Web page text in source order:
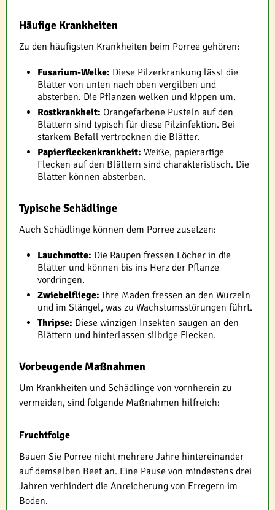
Häufige Krankheiten
Zu den häufigsten Krankheiten beim Porree gehören:
Fusarium-Welke: Diese Pilzerkrankung lässt die
Blätter von unten nach oben vergilben und
absterben. Die Pflanzen welken und kippen um.
Rostkrankheit: Orangefarbene Pusteln auf den
Blättern sind typisch für diese Pilzinfektion. Bei
starkem Befall vertrocknen die Blätter.
Papierfleckenkrankheit: Weiße, papierartige
Flecken auf den Blättern sind charakteristisch. Die
Blätter können absterben.
Typische Schädlinge
Auch Schädlinge können dem Porree zusetzen:
Lauchmotte: Die Raupen fressen Löcher in die
Blätter und können bis ins Herz der Pflanze
vordringen.
Zwiebelfliege: Ihre Maden fressen an den Wurzeln
und im Stängel, was zu Wachstumsstörungen führt.
Thripse: Diese winzigen Insekten saugen an den
Blättern und hinterlassen silbrige Flecken.
Vorbeugende Maßnahmen
Um Krankheiten und Schädlinge von vornherein zu
vermeiden, sind folgende Maßnahmen hilfreich:
Fruchtfolge
Bauen Sie Porree nicht mehrere Jahre hintereinander
auf demselben Beet an. Eine Pause von mindestens drei
Jahren verhindert die Anreicherung von Erregern im
Boden.